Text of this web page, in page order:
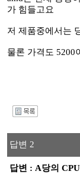
가 힘들고요
저 제품중에서는
물론 가격도 5200
답변 2
답변 : A당의